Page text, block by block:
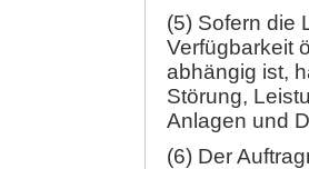
(5) Sofern die
Verfügbarkeit
abhängig ist,
Störung,
Anlagen und
(6) Der